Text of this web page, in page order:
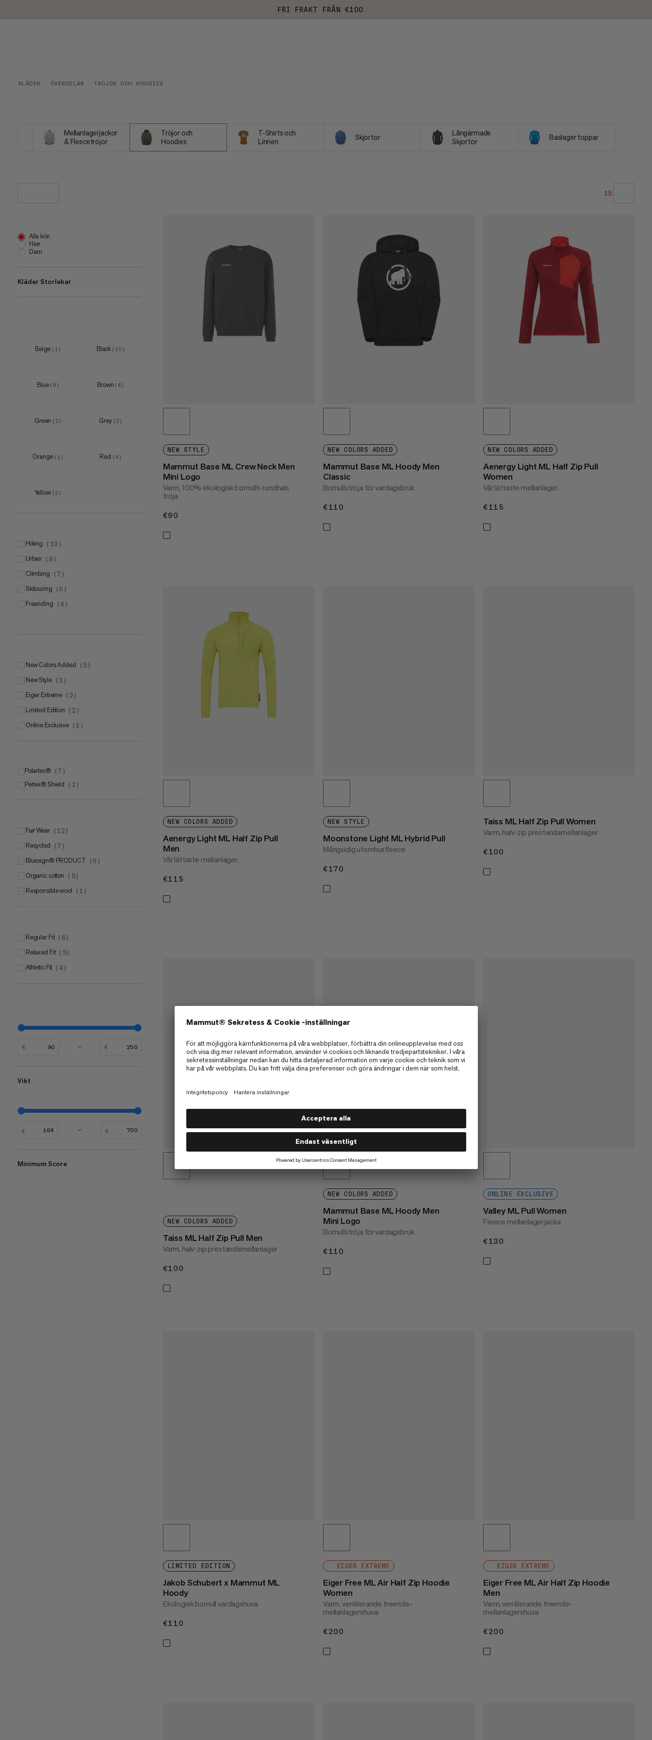
FRI FRAKT FRÅN €100
KLÄDER ÖVERDELAR TRÖJOR OCH HOODIES
Mellanlagerjackor
& Fleecetröjor
Tröjor och
Hoodies
T-Shirts och
Linnen
Skjortor
Långärmade
Skjortor
Baslager toppar
15
PRIS LÅGT TILL HÖGT
PRIS HÖG TILL LÅG
VAD ÄR NYTT
Alla kön
Herr
Dam
Kläder Storlekar
(9)
Beige ( 1 ) Black ( 10 )
Blue ( 9 ) Brown ( 4 )
Green ( 2 ) Grey ( 2 )
Orange ( 1 ) Red ( 4 )
Yellow ( 2 )
hiking ( 10 )
urban ( 8 )
climbing ( 7 )
skitouring ( 6 )
freeriding ( 4 )
New Colors Added ( 5 )
New Style ( 3 )
Eiger Extreme ( 2 )
Limited Edition ( 2 )
Online Exclusive ( 1 )
Polartec® ( 7 )
Polartec® Alpha®
Pertex® Shield ( 1 )
Fair Wear ( 12 )
Recycled ( 7 )
bluesign® PRODUCT ( 6 )
Organic cotton ( 5)
Responsible wool ( 1 )
Regular Fit ( 6 )
Relaxed Fit ( 5)
Athletic Fit ( 4 )
€ €
Vikt
g g
Minimum Score
NEW STYLE
Mammut Base ML Crew Neck Men
Mini Logo
Varm, 100% ekologisk bomulls-rundhals
tröja
€90
NEW COLORS ADDED
Mammut Base ML Hoody Men
Classic
Bomullströja för vardagsbruk
€110
NEW COLORS ADDED
Aenergy Light ML Half Zip Pull
Women
Vår lättaste mellanlager.
€115
NEW COLORS ADDED
Aenergy Light ML Half Zip Pull
Men
Vår lättaste mellanlager.
€115
NEW STYLE
Moonstone Light ML Hybrid Pull
Mångsidig utomhusfleece
€170
Taiss ML Half Zip Pull Women
Varm, halv-zip prestandamellanlager
€100
NEW COLORS ADDED
Taiss ML Half Zip Pull Men
Varm, halv-zip prestandamellanlager
€100
NEW COLORS ADDED
Mammut Base ML Hoody Men
Mini Logo
Bomullströja för vardagsbruk
€110
ONLINE EXCLUSIVE
Valley ML Pull Women
Fleece mellanlagerjacka
€130
LIMITED EDITION
Jakob Schubert x Mammut ML
Hoody
Ekologisk bomull vardagshuva
€110
EIGER EXTREME
Eiger Free ML Air Half Zip Hoodie
Women
Varm, ventilerande freeride-
mellanlagershuva
€200
EIGER EXTREME
Eiger Free ML Air Half Zip Hoodie
Men
Varm, ventilerande freeride-
mellanlagershuva
€200